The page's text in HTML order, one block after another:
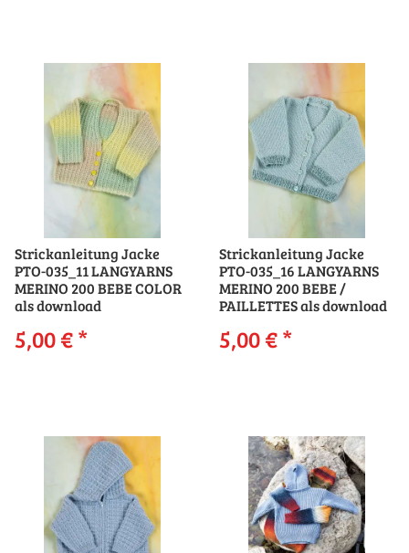
Strickanleitung Jacke
PTO-035_11 LANGYARNS
MERINO 200 BEBE COLOR
als download
5,00 €*
Strickanleitung Jacke
PTO-035_16 LANGYARNS
MERINO 200 BEBE /
PAILLETTES als download
5,00 €*